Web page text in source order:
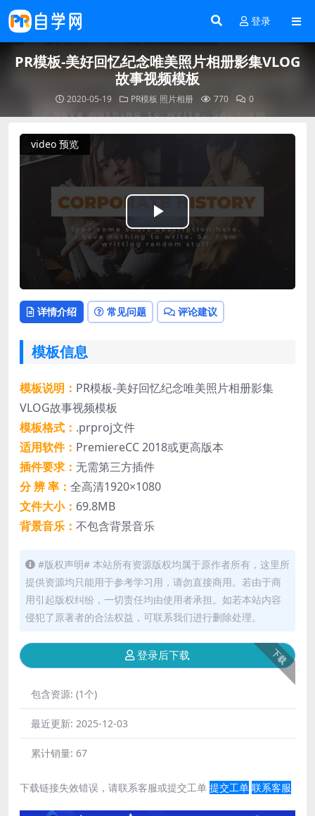
登录
PR模板-美好回忆纪念唯美照片相册影集VLOG
故事视频模板
2020-05-19 PR模板 照片相册 770 0
video 预览
Play
Video
详情介绍 常见问题 评论建议
模板信息
模板说明： PR模板-美好回忆纪念唯美照片相册影集
VLOG故事视频模板
模板格式： .prproj文件
适用软件： PremiereCC 2018或更高版本
插件要求： 无需第三方插件
分 辨 率： 全高清1920×1080
文件大小： 69.8MB
背景音乐： 不包含背景音乐
#版权声明# 本站所有资源版权均属于原作者所有，这里所
提供资源均只能用于参考学习用，请勿直接商用。若由于商
用引起版权纠纷，一切责任均由使用者承担。如若本站内容
侵犯了原著者的合法权益，可联系我们进行删除处理。
下载
登录后下载
包含资源: (1个)
最近更新: 2025-12-03
累计销量: 67
下载链接失效错误，请联系客服或提交工单 提交工单 联系客服